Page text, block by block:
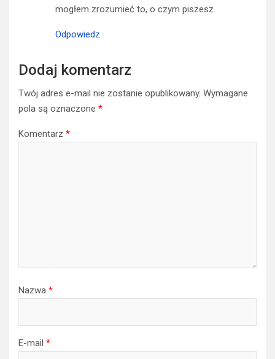
mogłem zrozumieć to, o czym piszesz.
Odpowiedz
Dodaj komentarz
Twój adres e-mail nie zostanie opublikowany. Wymagane
pola są oznaczone *
Komentarz *
Nazwa *
E-mail *